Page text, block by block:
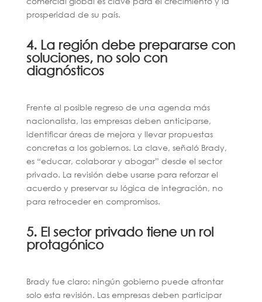
prosperidad de su país.
4. La región debe prepararse con
soluciones, no solo con
diagnósticos
Frente al posible regreso de una agenda más
nacionalista, las empresas deben anticiparse,
identificar áreas de mejora y llevar propuestas
concretas a los gobiernos. La clave, señaló Brady,
es “educar, colaborar y abogar” desde el sector
privado. La revisión debe usarse para reforzar el
acuerdo y preservar su lógica de integración, no
para retroceder en compromisos.
5. El sector privado tiene un rol
protagónico
Brady fue claro: ningún gobierno puede afrontar
solo esta revisión. Las empresas deben participar